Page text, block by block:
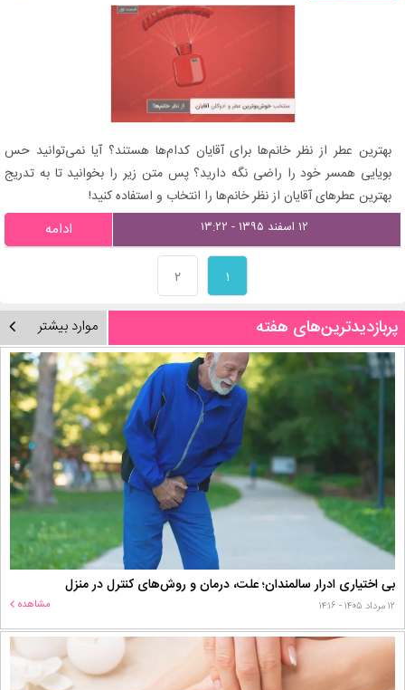
بهترین عطر از نظر خانم‌ها برای آقایان کدام‌ها هستند؟ آیا نمی‌توانید حس
بویایی همسر خود را راضی نگه دارید؟ پس متن زیر را بخوانید تا به تدریج
بهترین عطرهای آقایان از نظر خانم‌ها را انتخاب و استفاده کنید!
۱۲ اسفند ۱۳۹۵ - ۱۳:۲۲ ادامه
۱ ۲
پربازدیدترین‌های هفته موارد بیشتر
بی اختیاری ادرار سالمندان؛ علت، درمان و روش‌های کنترل در منزل
۱۲ مرداد ۱۴۰۵ - ۱۴:۱۶ مشاهده